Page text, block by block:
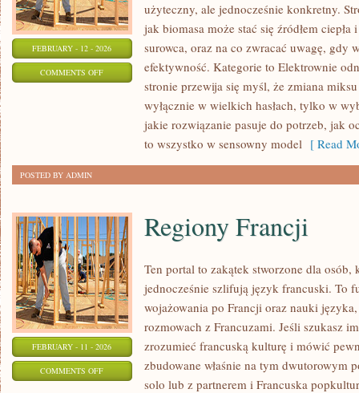
FEBRUARY - 12 - 2026
COMMENTS OFFON
BIOENERGIA
użyteczny, ale jednocześnie konkretny.
jak biomasa może stać się źródłem
surowca, oraz na co zwracać uwagę, gdy
efektywność. Kategorie to Elektrownie
stronie przewija się myśl, że zmiana
wyłącznie w wielkich hasłach, tylko w
jakie rozwiązanie pasuje do potrzeb, jak
to wszystko w sensowny model [ Read
POSTED BY ADMIN
FEBRUARY - 11 - 2026
COMMENTS OFFON
Regiony Francji
Ten portal to zakątek stworzone dla osób,
jednocześnie szlifują język francuski. To
wojażowania po Francji oraz nauki
rozmowach z Francuzami. Jeśli szukasz
zrozumieć francuską kulturę i mówić
zbudowane właśnie na tym dwutorowym
solo lub z partnerem i Francuska